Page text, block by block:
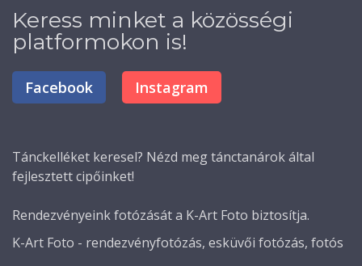
Keress minket a közösségi
platformokon is!
Facebook Instagram
Tánckelléket keresel? Nézd meg tánctanárok által
fejlesztett cipőinket!
Rendezvényeink fotózását a K-Art Foto biztosítja.
K-Art Foto - rendezvényfotózás, esküvői fotózás, fotós